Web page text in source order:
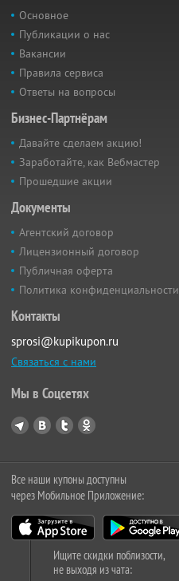
Основное
Публикации о нас
Вакансии
Правила сервиса
Ответы на вопросы
Бизнес-Партнёрам
Давайте сделаем акцию!
Заработайте, как Вебмастер
Прошедшие акции
Документы
Агентский договор
Лицензионный договор
Публичная оферта
Политика конфиденциальности
Контакты
sprosi@kupikupon.ru
Связаться с нами
Мы в Соцсетях
Все наши купоны доступны
через Мобильное Приложение:
Ищите скидки поблизости,
не выходя из чата: